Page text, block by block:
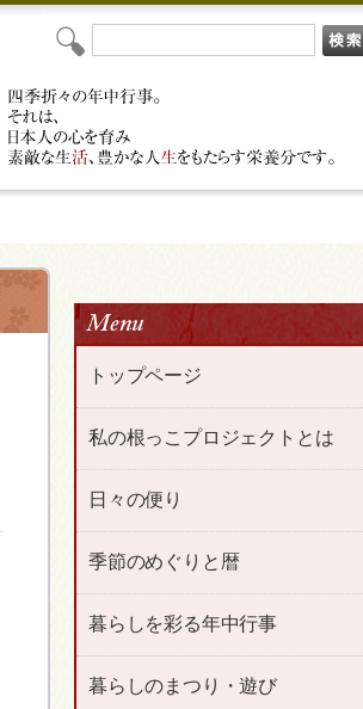
トップページ
私の根っこプロジェクトとは
日々の便り
季節のめぐりと暦
暮らしを彩る年中行事
暮らしのまつり・遊び